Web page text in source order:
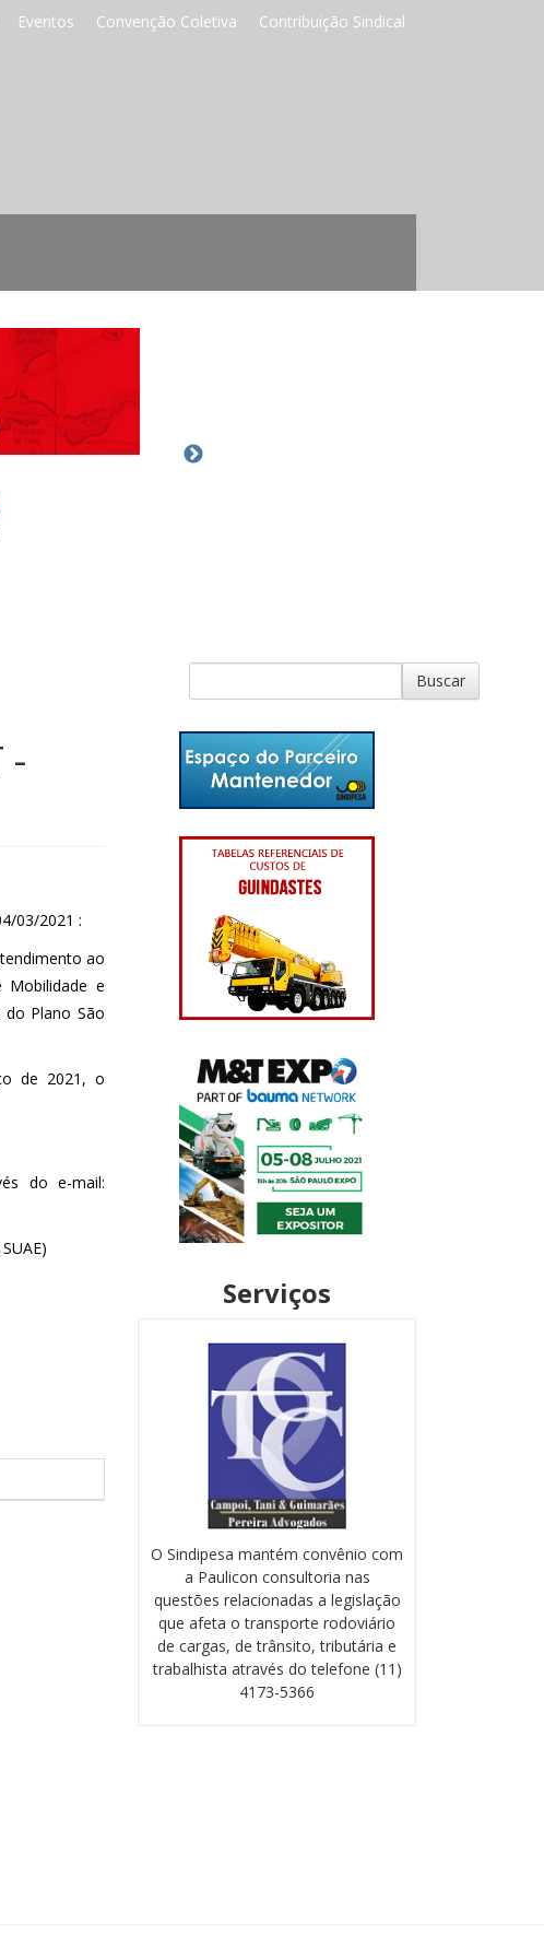
Contribuição Sindical
Convenção Coletiva
Eventos
-
03/2021 :
ao
Mobilidade e
do Plano São
de 2021, o
do e-mail:
Serviços
O Sindipesa mantém convênio com
a Paulicon consultoria nas
questões relacionadas a legislação
que afeta o transporte rodoviário
de cargas, de trânsito, tributária e
trabalhista através do telefone (11)
4173-5366